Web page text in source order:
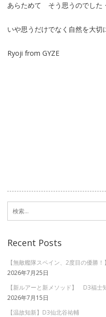
あらためて そう思うのでした
いや思うだけでなく自然を大切
Ryoji from GYZE
索:
Recent Posts
【無敵艦隊スペイン、2度目の優勝
2026年7月25日
【新ルアーと新メソッド】 D3福士
2026年7月15日
【温故知新】D3仙北谷祐輔